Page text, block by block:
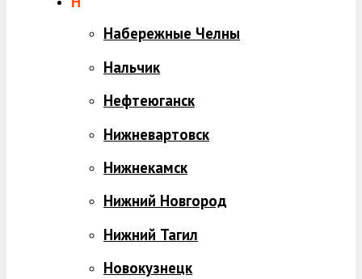
Набережные Челны
Нальчик
Нефтеюганск
Нижневартовск
Нижнекамск
Нижний Новгород
Нижний Тагил
Новокузнецк